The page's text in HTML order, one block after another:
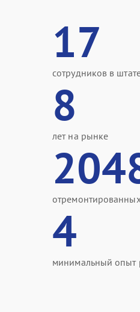
17
сотрудников в
8
лет на рынке
4
минимальный опыт